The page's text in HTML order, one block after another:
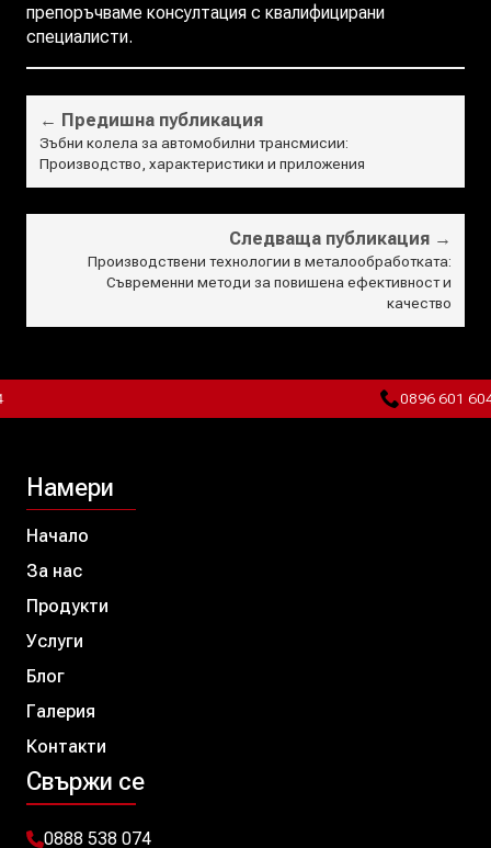
препоръчваме консултация с квалифицирани
специалисти.
← Предишна публикация
Зъбни колела за автомобилни трансмисии:
Производство, характеристики и приложения
Следваща публикация →
Производствени технологии в металообработката:
Съвременни методи за повишена ефективност и
качество
0896 601 604
Свържи се
0888 538 074
Намери
Начало
За нас
Продукти
Услуги
Блог
Галерия
Контакти